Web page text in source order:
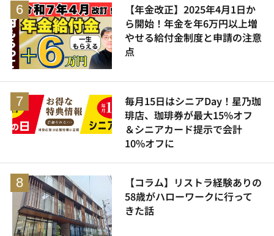
【年金改正】2025年4月1日か
ら開始！年金を年6万円以上増
やせる給付金制度と申請の注意
点
毎月15日はシニアDay！星乃珈
琲店、珈琲券が最大15%オフ
＆シニアカード提示で会計
10%オフに
【コラム】リストラ経験ありの
58歳がハローワークに行って
きた話